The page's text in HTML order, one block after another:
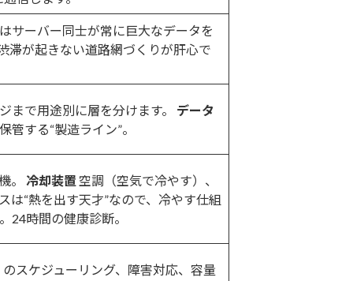
サーバー同士が常に巨大なデータを
滞が起きない道路網づくりが肝心で
で用途別に層を分けます。 データ
する“製造ライン”。
。 冷却装置 空調（空気で冷やす）、
“熱を出す天才”なので、冷やす仕組
24時間の健康診断。
スケジューリング、障害対応、容量